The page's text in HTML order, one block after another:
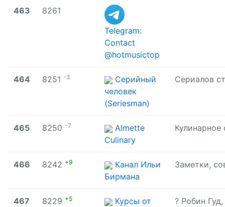
463
8261
Telegram:
Contact
@hotmusictop
464 8251 -3
Серийный
человек
(Seriesman)
465 8250 -7
Almette
Culinary
466 8242 +9
Канал Ильи
Бирмана
467 8229 +5
Курсы от